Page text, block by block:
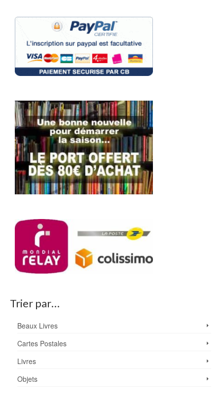
Trier par…
Beaux Livres
Cartes Postales
Livres
Objets